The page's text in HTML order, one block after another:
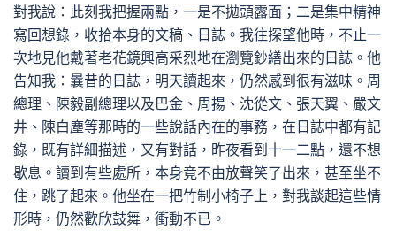
對我說：此刻我把握兩點，一是不拋頭露面；二是集中精神
寫回想錄，收拾本身的文稿、日誌。我往探望他時，不止一
次地見他戴著老花鏡興高采烈地在瀏覽鈔繕出來的日誌。他
告知我：曩昔的日誌，明天讀起來，仍然感到很有滋味。周
總理、陳毅副總理以及巴金、周揚、沈從文、張天翼、嚴文
井、陳白塵等那時的一些說話內在的事務，在日誌中都有記
錄，既有詳細描述，又有對話，昨夜看到十一二點，還不想
歇息。讀到有些處所，本身竟不由放聲笑了出來，甚至坐不
住，跳了起來。他坐在一把竹制小椅子上，對我談起這些情
形時，仍然歡欣鼓舞，衝動不已。